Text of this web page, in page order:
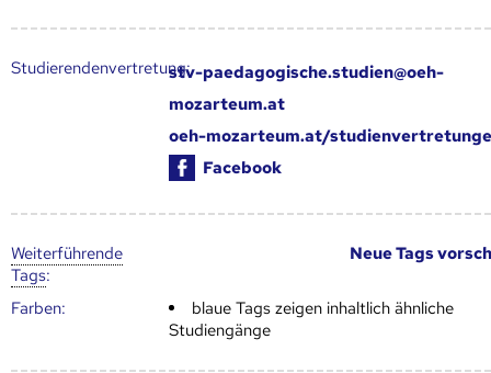
Studierendenvertretung:stv-paedagogische.studien@oeh-
mozarteum.at
oeh-mozarteum.at/
Facebook
Weiter­führende
Tags:
Neue Tags
Farben:
blaue Tags zeigen inhaltlich ähnliche
Studiengänge